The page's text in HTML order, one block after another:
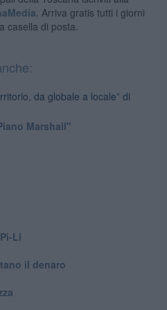
Arriva gratis tutti i giorni
casella di posta.
da globale a locale” di
Marshall"
Li
il denaro